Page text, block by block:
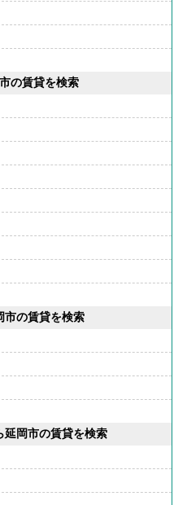
の賃貸を検索
市の賃貸を検索
延岡市の賃貸を検索